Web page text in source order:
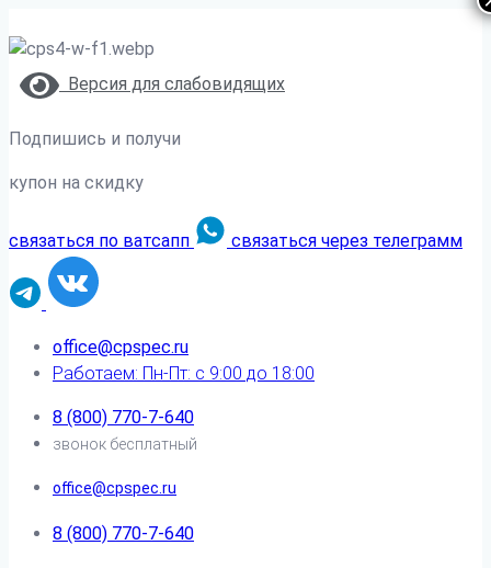
Версия для слабовидящих
Подпишись и получи
купон на скидку
связаться по ватсапп связаться через телеграмм
office@cpspec.ru
Работаем: Пн-Пт: с 9:00 до 18:00
8 (800) 770-7-640
звонок бесплатный
office@cpspec.ru
8 (800) 770-7-640